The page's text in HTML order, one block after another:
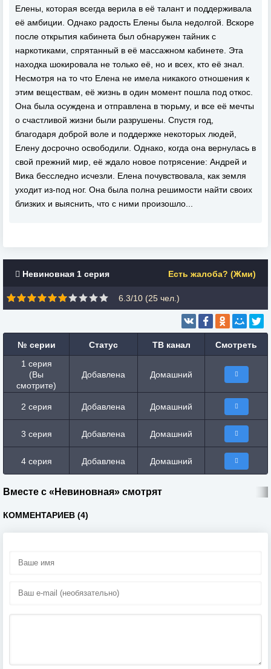
Елены, которая всегда верила в её талант и поддерживала
её амбиции. Однако радость Елены была недолгой. Вскоре
после открытия кабинета был обнаружен тайник с
наркотиками, спрятанный в её массажном кабинете. Эта
находка шокировала не только её, но и всех, кто её знал.
Несмотря на то что Елена не имела никакого отношения к
этим веществам, её жизнь в один момент пошла под откос.
Она была осуждена и отправлена в тюрьму, и все её мечты
о счастливой жизни были разрушены. Спустя год,
благодаря доброй воле и поддержке некоторых людей,
Елену досрочно освободили. Однако, когда она вернулась в
свой прежний мир, её ждало новое потрясение: Андрей и
Вика бесследно исчезли. Елена почувствовала, как земля
уходит из-под ног. Она была полна решимости найти своих
близких и выяснить, что с ними произошло...
Невиновная 1 серия Есть жалоба? (Жми)
6.3/10 (25 чел.)
№ серии Статус ТВ канал
Смотреть
1 серия
(Вы
смотрите)
Добавлена Домашний
2 серия Добавлена Домашний
3 серия Добавлена Домашний
4 серия Добавлена Домашний
Вместе с «Невиновная» смотрят
КОММЕНТАРИЕВ (4)